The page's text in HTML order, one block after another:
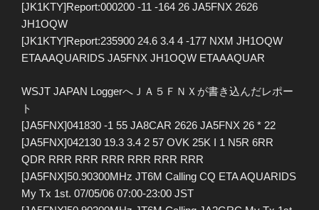
[JK1KTY]Report:000200 -11 -164 26 JA5FNX 2626
JH1OQW
[JK1KTY]Report:235900 24.6 3.4 4 -177 NXM JH1OQW
ETAAAQUARIDS JA5FNX JH1OQW ETAAAQUAR
WSJT JAPAN LoggerへＪＡ５ＦＮＸが書き込んだレポー
ト
[JA5FNX]041830 -1 55 JA8CAR 2626 JA5FNX 26 * 22
[JA5FNX]042130 19.3 3.4 2 57 OVK 25K I 1 N5R 6RR
QDR RRR RRR RRR RRR RRR RRR
[JA5FNX]50.90300MHz JT6M Calling CQ ETA AQUARIDS
My Tx 1st. 07/05/06 07:00-23:00 JST